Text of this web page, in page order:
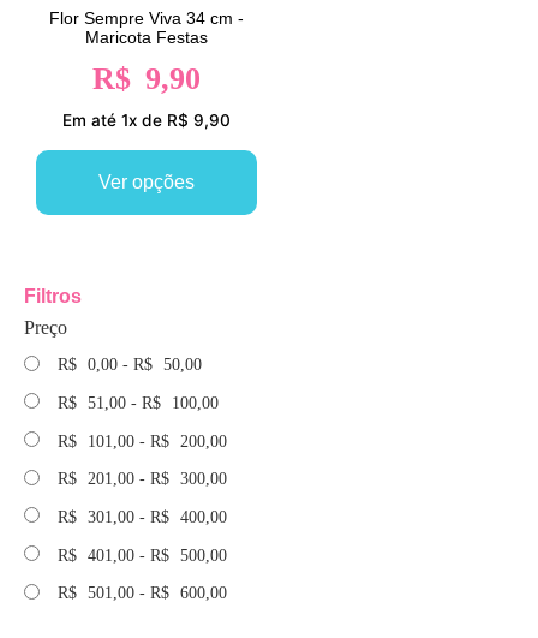
Flor Sempre Viva 34 cm -
Maricota Festas
R$ 9,90
Em até 1x de R$ 9,90
Ver opções
Filtros
Preço
R$ 0,00 - R$ 50,00
R$ 51,00 - R$ 100,00
R$ 101,00 - R$ 200,00
R$ 201,00 - R$ 300,00
R$ 301,00 - R$ 400,00
R$ 401,00 - R$ 500,00
R$ 501,00 - R$ 600,00